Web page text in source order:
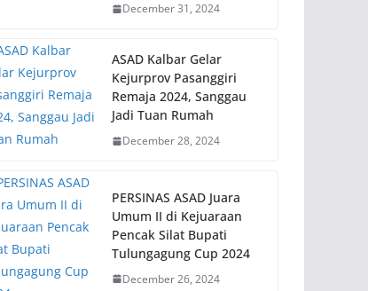
December 31, 2024
ASAD Kalbar Gelar
Kejurprov Pasanggiri
Remaja 2024, Sanggau
Jadi Tuan Rumah
December 28, 2024
PERSINAS ASAD Juara
Umum II di Kejuaraan
Pencak Silat Bupati
Tulungagung Cup 2024
December 26, 2024